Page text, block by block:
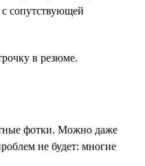
сопутствующей
в резюме.
фотки. Можно даже
не будет: многие